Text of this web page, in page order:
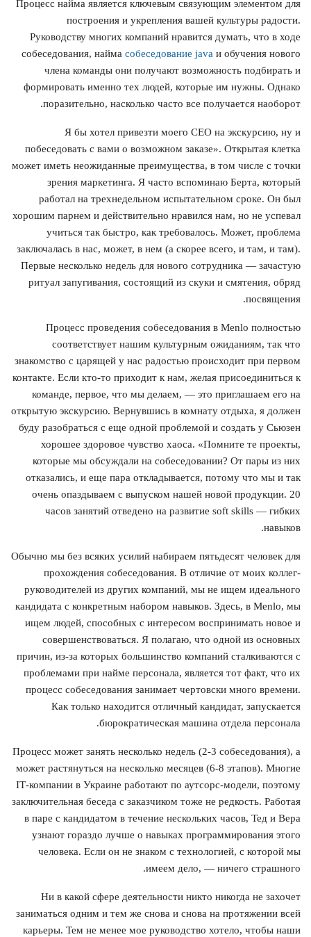
Процесс найма является ключевым связующим элементом для
построения и укрепления вашей культуры радости.
Руководству многих компаний нравится думать, что в ходе
собеседования, найма собеседование java и обучения нового
члена команды они получают возможность подбирать и
формировать именно тех людей, которые им нужны. Однако
поразительно, насколько часто все получается наоборот.
Я бы хотел привезти моего СЕО на экскурсию, ну и
побеседовать с вами о возможном заказе». Открытая клетка
может иметь неожиданные преимущества, в том числе с точки
зрения маркетинга. Я часто вспоминаю Берта, который
работал на трехнедельном испытательном сроке. Он был
хорошим парнем и действительно нравился нам, но не успевал
учиться так быстро, как требовалось. Может, проблема
заключалась в нас, может, в нем (а скорее всего, и там, и там).
Первые несколько недель для нового сотрудника — зачастую
ритуал запугивания, состоящий из скуки и смятения, обряд
посвящения.
Процесс проведения собеседования в Menlo полностью
соответствует нашим культурным ожиданиям, так что
знакомство с царящей у нас радостью происходит при первом
контакте. Если кто-то приходит к нам, желая присоединиться к
команде, первое, что мы делаем, — это приглашаем его на
открытую экскурсию. Вернувшись в комнату отдыха, я должен
буду разобраться с еще одной проблемой и создать у Сьюзен
хорошее здоровое чувство хаоса. «Помните те проекты,
которые мы обсуждали на собеседовании? От пары из них
отказались, и еще пара откладывается, потому что мы и так
очень опаздываем с выпуском нашей новой продукции. 20
часов занятий отведено на развитие soft skills — гибких
навыков.
Обычно мы без всяких усилий набираем пятьдесят человек для
прохождения собеседования. В отличие от моих коллег-
руководителей из других компаний, мы не ищем идеального
кандидата с конкретным набором навыков. Здесь, в Menlo, мы
ищем людей, способных с интересом воспринимать новое и
совершенствоваться. Я полагаю, что одной из основных
причин, из-за которых большинство компаний сталкиваются с
проблемами при найме персонала, является тот факт, что их
процесс собеседования занимает чертовски много времени.
Как только находится отличный кандидат, запускается
бюрократическая машина отдела персонала.
Процесс может занять несколько недель (2-3 собеседования), а
может растянуться на несколько месяцев (6-8 этапов). Многие
IТ-компании в Украине работают по аутсорс-модели, поэтому
заключительная беседа с заказчиком тоже не редкость. Работая
в паре с кандидатом в течение нескольких часов, Тед и Вера
узнают гораздо лучше о навыках программирования этого
человека. Если он не знаком с технологией, с которой мы
имеем дело, — ничего страшного.
Ни в какой сфере деятельности никто никогда не захочет
заниматься одним и тем же снова и снова на протяжении всей
карьеры. Тем не менее мое руководство хотело, чтобы наши